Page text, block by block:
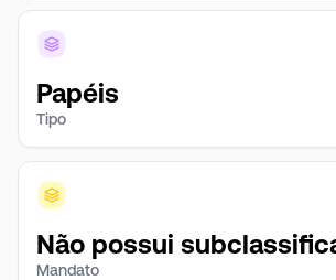
Papéis
Tipo
Não possui
Mandato